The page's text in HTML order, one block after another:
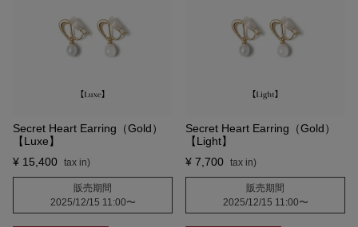
Secret Heart Earring（Gold）
【Luxe】
¥ 15,400
販売期間
2025/12/15 11:00〜
Secret Heart Earring（Gold）
【Light】
¥ 7,700
販売期間
2025/12/15 11:00〜